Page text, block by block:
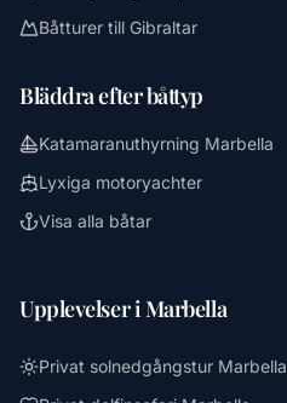
Båtturer till Gibraltar
Bläddra efter båttyp
Katamaranuthyrning Marbella
Lyxiga motoryachter
Visa alla båtar
Upplevelser i Marbella
Privat solnedgångstur Marbella